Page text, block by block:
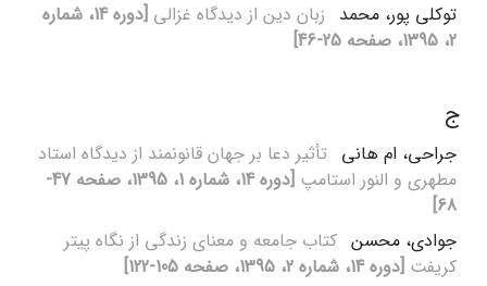
توکلی پور، محمد زبان دین از دیدگاه غزالی
[دوره 14، شماره
2، 1395، صفحه 25-46]
ج
جراحی، ام هانی تأثیر دعا بر جهان قانونمند از دیدگاه استاد
مطهری و النور استامپ
[دوره 14، شماره 1، 1395، صفحه 47-
68]
جوادی، محسن کتاب جامعه و معنای زندگی از نگاه پیتر
کریفت [دوره 14، شماره 2، 1395، صفحه 105-122]